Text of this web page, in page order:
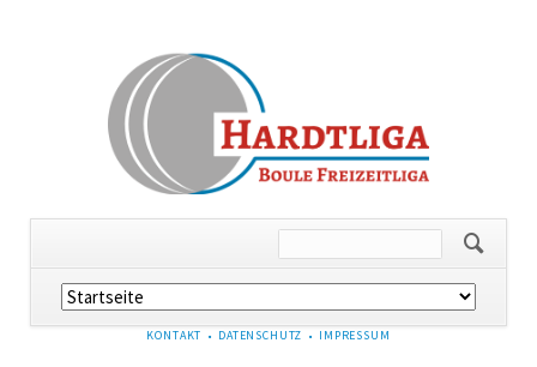
Navigation
überspringen
NAVIGATION
KONTAKT DATENSCHUTZ IMPRESSUM